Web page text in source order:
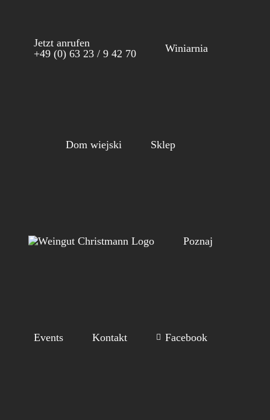
Jetzt anrufen
+49 (0) 63 23 / 9 42 70
Winiarnia
Dom wiejski Sklep
Poznaj
Events Kontakt Facebook